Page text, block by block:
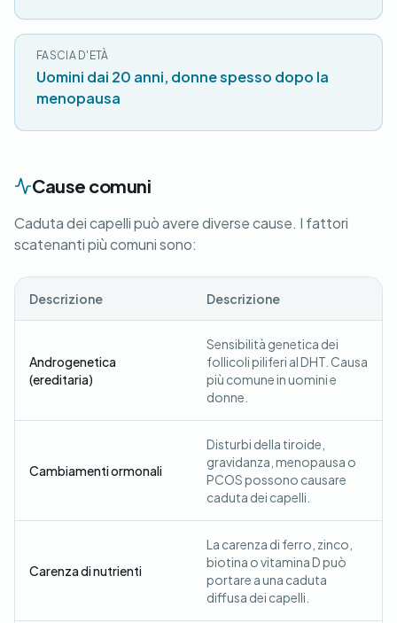
FASCIA D'ETÀ
Uomini dai 20 anni, donne spesso dopo la
menopausa
Cause comuni
Caduta dei capelli può avere diverse cause. I fattori
scatenanti più comuni sono:
Descrizione Descrizione
Androgenetica
(ereditaria)
Sensibilità genetica dei
follicoli piliferi al DHT. Causa
più comune in uomini e
donne.
Cambiamenti ormonali
Disturbi della tiroide,
gravidanza, menopausa o
PCOS possono causare
caduta dei capelli.
Carenza di nutrienti
La carenza di ferro, zinco,
biotina o vitamina D può
portare a una caduta
diffusa dei capelli.